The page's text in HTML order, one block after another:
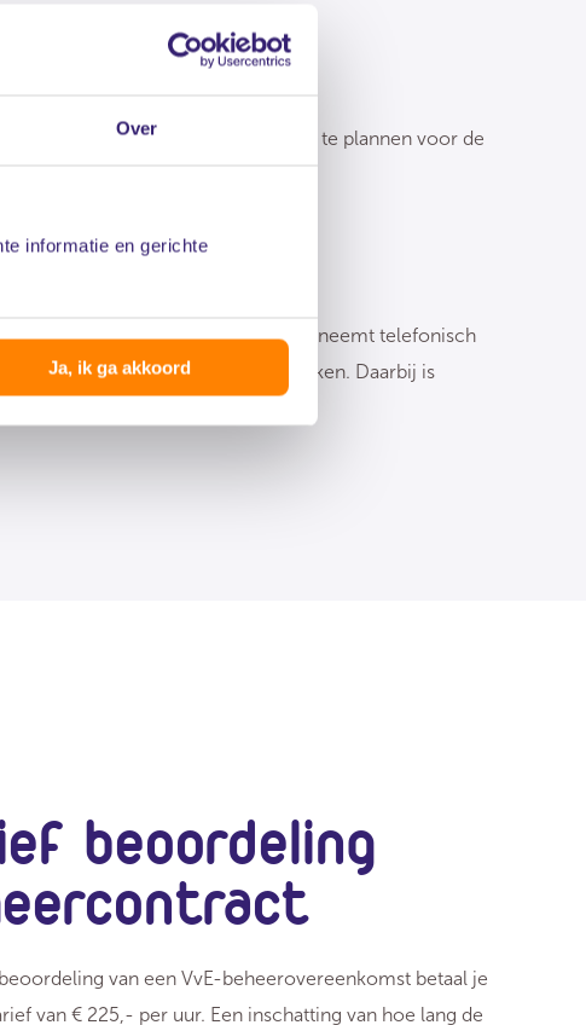
Over
informatie en gerichte
Ja, ik ga akkoord
afspraak inplannen
met je op om een afspraak in te plannen voor de
gesprek
juristen bestudeert het contract en neemt telefonisch
je op om zijn bevindingen te bespreken. Daarbij is
beoordeling
van een VvE-beheerovereenkomst betaal je
van € 225,- per uur. Een inschatting van hoe lang de